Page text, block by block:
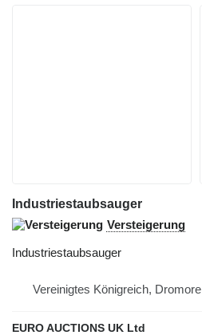
Industriestaubsauger
Versteigerung
Industriestaubsauger
Vereinigtes Königreich, Dromore
EURO AUCTIONS UK Ltd